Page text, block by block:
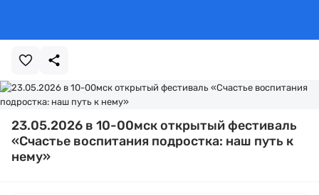
23.05.2026 в 10-00мск открытый фестиваль
«Счастье воспитания подростка: наш путь к
нему»